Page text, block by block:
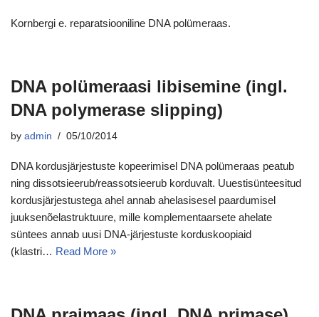
Kornbergi e. reparatsiooniline DNA polümeraas.
DNA polümeraasi libisemine (ingl.
DNA polymerase slipping)
by admin 05/10/2014
DNA kordusjärjestuste kopeerimisel DNA polümeraas peatub
ning dissotsieerub/reassotsieerub korduvalt. Uuestisünteesitud
kordusjärjestustega ahel annab ahelasisesel paardumisel
juuksenõelastruktuure, mille komplementaarsete ahelate
süntees annab uusi DNA-järjestuste korduskoopiaid
(klastri… Read More »